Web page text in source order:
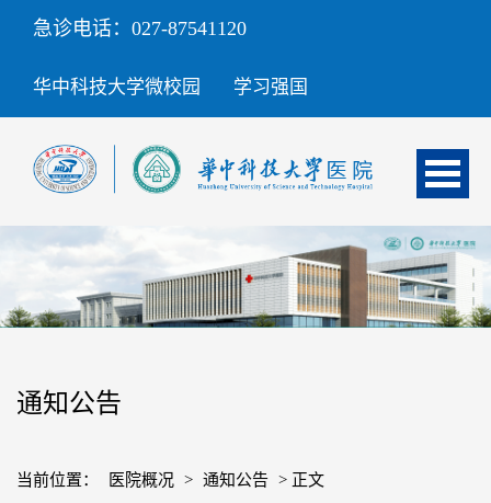
急诊电话：027-87541120
华中科技大学微校园 学习强国
通知公告
当前位置： 医院概况 > 通知公告 > 正文